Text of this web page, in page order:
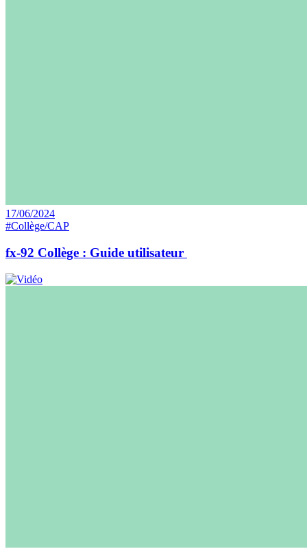
17/06/2024
#Collège/CAP
fx-92 Collège : Guide utilisateur ​